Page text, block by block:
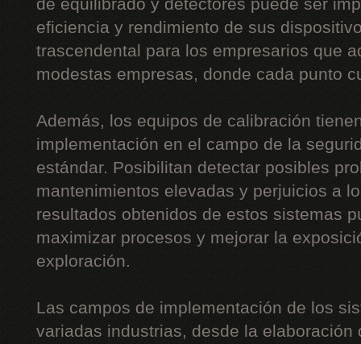
de equilibrado y detectores puede ser
eficiencia y rendimiento de sus
trascendental para los empresarios que
modestas empresas, donde cada punto
Además, los equipos de calibración
implementación en el campo de la
estándar. Posibilitan detectar posibles
mantenimientos elevadas y perjuicios a
resultados obtenidos de estos sistemas
maximizar procesos y mejorar la
exploración.
Las campos de implementación de los
variadas industrias, desde la elaboración